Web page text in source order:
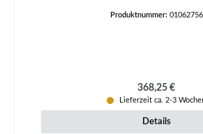
Produktnummer: 01062756
Regulärer Preis:
368,25 €
Lieferzeit ca. 2-3
Details